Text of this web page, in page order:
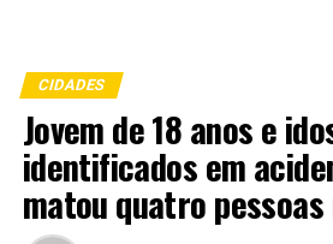
CIDADES
Jovem de 18 anos e
identificados em
matou quatro pessoas